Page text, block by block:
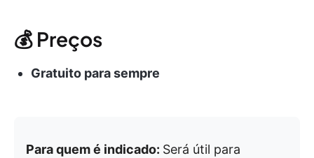
💰 Preços
Gratuito para sempre
Para quem é indicado: Será útil para